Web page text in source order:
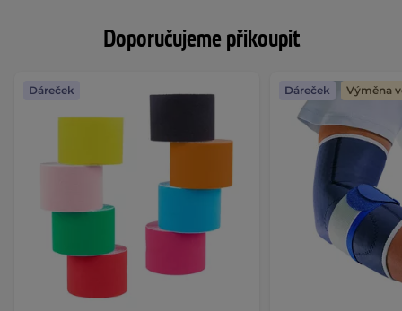
Doporučujeme přikoupit
Dáreček Dáreček Výměna